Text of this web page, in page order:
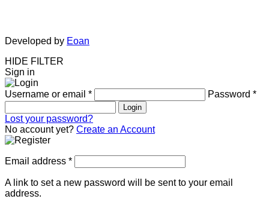
Developed by Eoan
HIDE FILTER
Sign in
Username or email * Password *
Login
Lost your password?
No account yet? Create an Account
Email address *
A link to set a new password will be sent to your email
address.